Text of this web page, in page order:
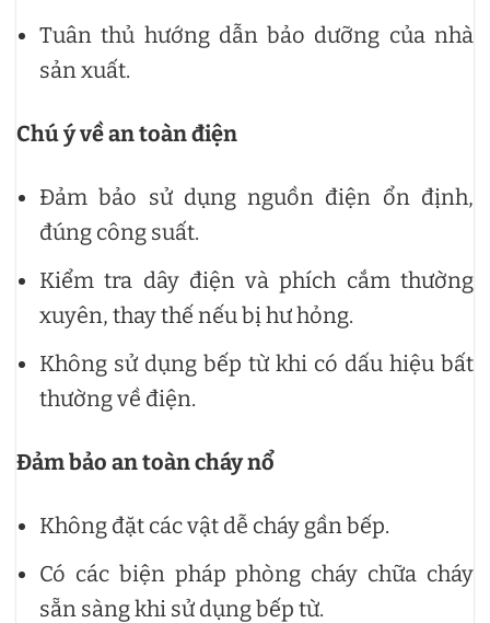
Tuân thủ hướng dẫn bảo dưỡng của nhà
sản xuất.
Chú ý về an toàn điện
Đảm bảo sử dụng nguồn điện ổn định,
đúng công suất.
Kiểm tra dây điện và phích cắm thường
xuyên, thay thế nếu bị hư hỏng.
Không sử dụng bếp từ khi có dấu hiệu bất
thường về điện.
Đảm bảo an toàn cháy nổ
Không đặt các vật dễ cháy gần bếp.
Có các biện pháp phòng cháy chữa cháy
sẵn sàng khi sử dụng bếp từ.